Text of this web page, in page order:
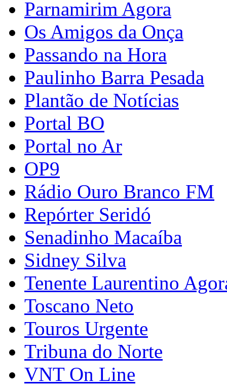
Parnamirim Agora
Os Amigos da Onça
Passando na Hora
Paulinho Barra Pesada
Plantão de Notícias
Portal BO
Portal no Ar
OP9
Rádio Ouro Branco FM
Repórter Seridó
Senadinho Macaíba
Sidney Silva
Tenente Laurentino
Toscano Neto
Touros Urgente
Tribuna do Norte
VNT On Line